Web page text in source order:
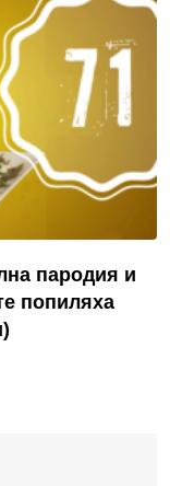
пародия и
попиляха